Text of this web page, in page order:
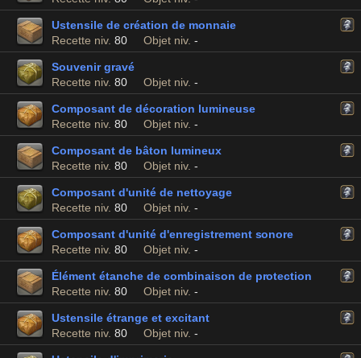
Ustensile de création de monnaie
Recette niv. 80 Objet niv. -
Souvenir gravé
Recette niv. 80 Objet niv. -
Composant de décoration lumineuse
Recette niv. 80 Objet niv. -
Composant de bâton lumineux
Recette niv. 80 Objet niv. -
Composant d'unité de nettoyage
Recette niv. 80 Objet niv. -
Composant d'unité d'enregistrement sonore
Recette niv. 80 Objet niv. -
Élément étanche de combinaison de protection
Recette niv. 80 Objet niv. -
Ustensile étrange et excitant
Recette niv. 80 Objet niv. -